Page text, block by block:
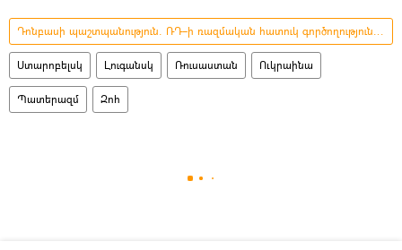
Դոնբասի պաշտպանություն. ՌԴ–ի ռազմական հատուկ գործողությունը Ուկրաինայում
Ստարոբելսկ Լուգանսկ Ռուսաստան Ուկրաինա
Պատերազմ Զոհ